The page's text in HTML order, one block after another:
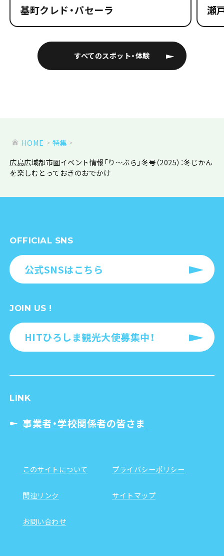
すべてのスポット・体験
基町クレド・パセーラ 瀬
HOME
特集
広島広域都市圏イベント情報「り～ぶら」冬号（2025）：冬じかん
を楽しむとっておきのおでかけ
OFFICIAL SNS
公式SNSはこちら
JOIN US !
HITひろしま観光大使募集中！
LINK
事業者・学校関係者の皆さま
このサイトについて プライバシーポリシー
関連リンク サイトマップ
お問い合わせ